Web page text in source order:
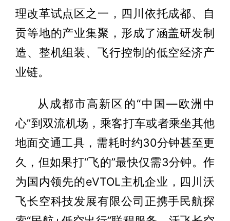
理改革试点区之一，四川依托成都、自
贡等地的产业集聚，形成了涵盖研发制
造、整机组装、飞行控制的低空经济产
业链。
从成都市高新区的“中国—欧洲中
心”到双流机场，乘客打车或者乘坐其他
地面交通工具，需耗时约30分钟甚至更
久，但如果打“飞的”最快仅需3分钟。作
为国内领先的eVTOL主机企业，四川沃
飞长空科技发展有限公司正携手民航探